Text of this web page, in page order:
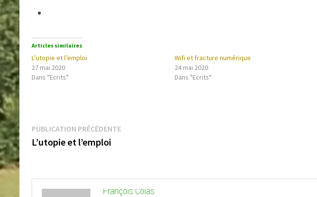
Articles similaires
L’utopie et l’emploi
27 mai 2020
Dans "Ecrits"
Wifi et fracture numérique
24 mai 2020
Dans "Ecrits"
Navigation
de
l’article
PUBLICATION PRÉCÉDENTEPublication
L’utopie et l’emploi
François Colas